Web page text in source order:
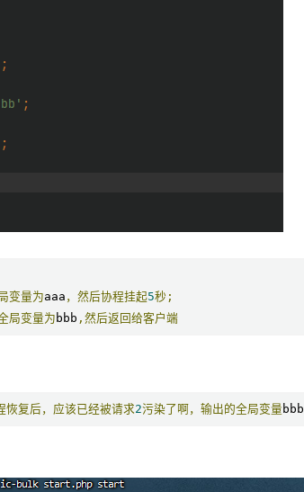
变量为aaa ，然后协程挂起5秒;
局变量为 bbb ,然后返回给客户端
恢复后，应该已经被请求2污染了啊，输出的全局变量 bbb